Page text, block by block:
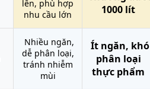
lên, phù hợp
nhu cầu lớn
1000 lít
Nhiều ngăn,
dễ phân loại,
tránh nhiễm
mùi
Ít ngăn, khó
phân loại
thực phẩm